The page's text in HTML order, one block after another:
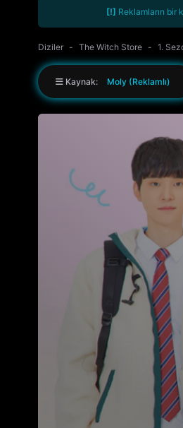
[!] Reklamların bir
Diziler The Witch Store 1.
Kaynak: Moly (Reklamlı)